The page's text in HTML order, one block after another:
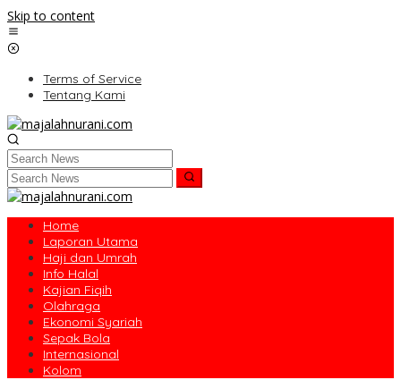
Skip to content
Terms of Service
Tentang Kami
Home
Laporan Utama
Haji dan Umrah
Info Halal
Kajian Fiqih
Olahraga
Ekonomi Syariah
Sepak Bola
Internasional
Kolom